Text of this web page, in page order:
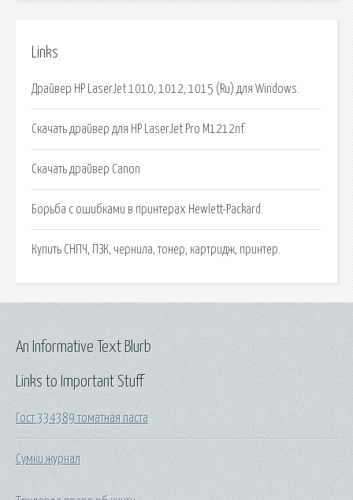
Links
Драйвер HP LaserJet 1010, 1012, 1015 (Ru) для Windows.
Скачать драйвер для HP LaserJet Pro M1212nf.
Скачать драйвер Canon
Борьба с ошибками в принтерах Hewlett-Packard.
Купить СНПЧ, ПЗК, чернила, тонер, картридж, принтер.
Links to Important Stuff
Гост 334389 томатная паста
Сумки журнал
An Informative Text Blurb